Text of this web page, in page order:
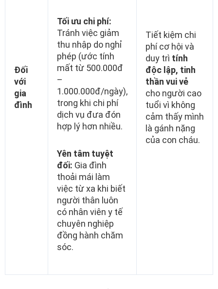
Đối
với
gia
đình
Tối ưu chi phí:
Tránh việc giảm
thu nhập do nghỉ
phép (ước tính
mất từ 500.000đ
–
1.000.000đ/ngày),
trong khi chi phí
dịch vụ đưa đón
hợp lý hơn nhiều.
Yên tâm tuyệt
đối: Gia đình
thoải mái làm
việc từ xa khi biết
người thân luôn
có nhân viên y tế
chuyên nghiệp
đồng hành chăm
sóc.
Tiết kiệm chi
phí cơ hội và
duy trì tính
độc lập, tinh
thần vui vẻ
cho người cao
tuổi vì không
cảm thấy mình
là gánh nặng
của con cháu.